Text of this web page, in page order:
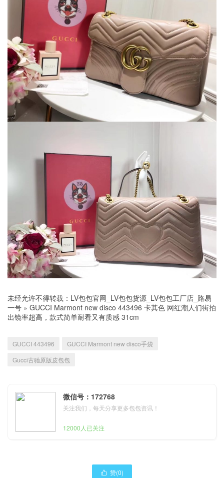
未经允许不得转载： LV包包官网_LV包包货源_LV包包工厂店_路易
一号 » GUCCI Marmont new disco 443496 卡其色 网红潮人们街拍
出镜率超高，款式简单耐看又有质感 31cm
GUCCI 443496
GUCCI Marmont new disco手袋
Gucci古驰原版皮包包
微信号：172768
关注我们，每天分享更多包包资讯！
12000人已关注
 赞(0)